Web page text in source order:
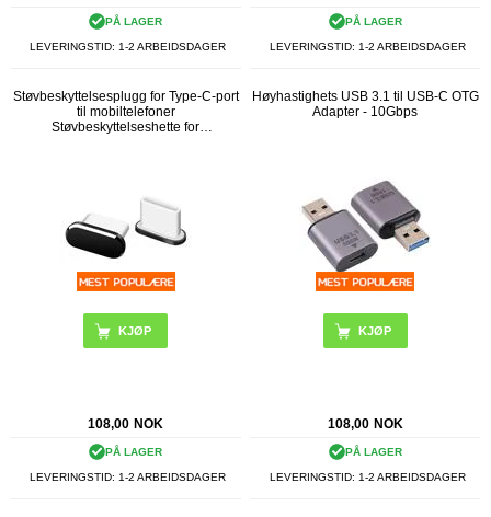
PÅ LAGER
LEVERINGSTID: 1-2 ARBEIDSDAGER
PÅ LAGER
LEVERINGSTID: 1-2 ARBEIDSDAGER
Støvbeskyttelsesplugg for Type-C-port
til mobiltelefoner
Støvbeskyttelseshette for
108,00 NOK
PÅ LAGER
LEVERINGSTID: 1-2 ARBEIDSDAGER
Høyhastighets USB 3.1 til USB-C OTG
Adapter - 10Gbps
108,00 NOK
PÅ LAGER
LEVERINGSTID: 1-2 ARBEIDSDAGER